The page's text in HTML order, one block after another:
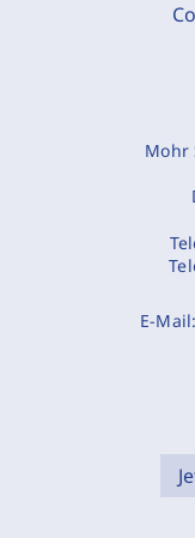
Mohr
E-Mail: